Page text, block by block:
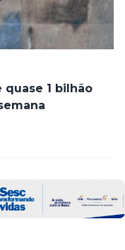
quase 1 bilhão